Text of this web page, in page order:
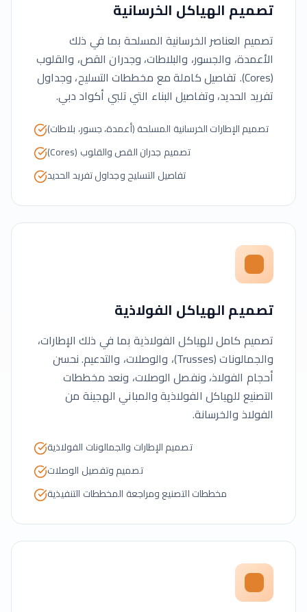
تصميم الهياكل الخرسانية
تصميم العناصر الخرسانية المسلحة بما في ذلك
الأعمدة، والجسور، والبلاطات، وجدران القص، والقلوب
(Cores). تفاصيل كاملة مع مخططات التسليح، وجداول
تفريد الحديد، وتفاصيل البناء التي تلبي أكواد دبي.
تصميم الإطارات الخرسانية المسلحة (أعمدة، جسور، بلاطات)
تصميم جدران القص والقلوب (Cores)
تفاصيل التسليح وجداول تفريد الحديد
تصميم الهياكل الفولاذية
تصميم كامل للهياكل الفولاذية بما في ذلك الإطارات،
والجمالونات (Trusses)، والوصلات، والتدعيم. نحسن
أحجام الفولاذ، ونفصل الوصلات، ونعد مخططات
التصنيع للهياكل الفولاذية والمباني الهجينة من
الفولاذ والخرسانة.
تصميم الإطارات والجمالونات الفولاذية
تصميم وتفصيل الوصلات
مخططات التصنيع ومراجعة المخططات التنفيذية